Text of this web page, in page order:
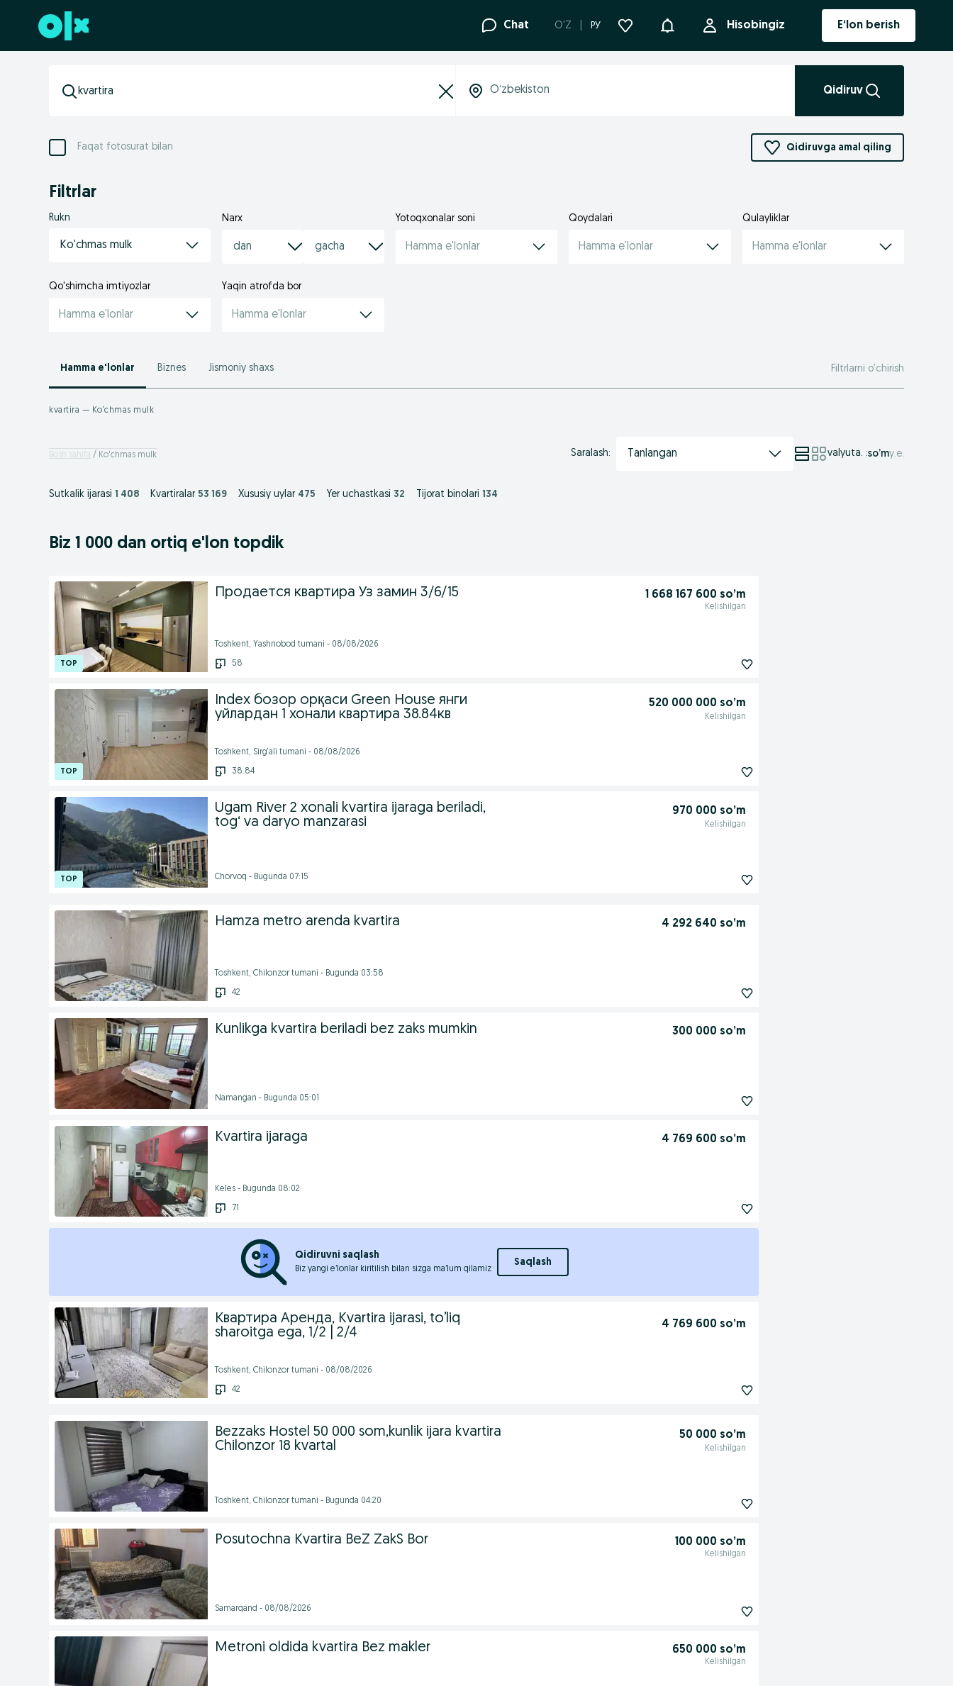
Futerga oʻtish Chat O'Z РУ Bildirishnoma Hisobingiz E‘lon berish
Qidiruv
Faqat fotosurat bilan Qidiruvga amal qiling
Filtrlar
Rukn
Ko'chmas mulk
Narx Yotoqxonalar soni
Hamma e'lonlar
Qoydalari
Hamma e'lonlar
Qulayliklar
Hamma e'lonlar
Qo'shimcha imtiyozlar
Hamma e'lonlar
Yaqin atrofda bor
Hamma e'lonlar
Hamma e'lonlar Biznes Jismoniy shaxs Filtrlarni o’chirish
kvartira — Ko‘chmas mulk
Bosh sahifa Ko'chmas mulk Saralash: Tanlangan valyuta. :so’mу.е.
Sutkalik ijarasi 1 408 Kvartiralar 53 169 Xususiy uylar 475 Yer uchastkasi 32 Tijorat binolari 134
Biz 1 000 dan ortiq e'lon topdik
Продается квартира Уз замин 3/6/15 1 668 167 600 so’m
Kelishilgan
Toshkent, Yashnobod tumani - 08/08/2026
58
Index бозор орқаси Green House янги
уйлардан 1 хонали квартира 38.84кв
520 000 000 so’m
Kelishilgan
Toshkent, Sirg‘ali tumani - 08/08/2026
38.84
Ugam River 2 xonali kvartira ijaraga beriladi,
togʻ va daryo manzarasi
970 000 so’m
Kelishilgan
Chorvoq - Bugunda 07:15
Hamza metro arenda kvartira 4 292 640 so’m
Toshkent, Chilonzor tumani - Bugunda 03:58
42
Kunlikga kvartira beriladi bez zaks mumkin 300 000 so’m
Namangan - Bugunda 05:01
Kvartira ijaraga 4 769 600 so’m
Keles - Bugunda 08:02
71
Qidiruvni saqlash
Biz yangi e’lonlar kiritilish bilan sizga ma’lum qilamiz
Saqlash
Квартира Аренда, Kvartira ijarasi, to’liq
sharoitga ega, 1/2 | 2/4
4 769 600 so’m
Toshkent, Chilonzor tumani - 08/08/2026
42
Bezzaks Hostel 50 000 som,kunlik ijara kvartira
Chilonzor 18 kvartal
50 000 so’m
Kelishilgan
Toshkent, Chilonzor tumani - Bugunda 04:20
Posutochna Kvartira BeZ ZakS Bor 100 000 so’m
Kelishilgan
Samarqand - 08/08/2026
Metroni oldida kvartira Bez makler 650 000 so’m
Kelishilgan